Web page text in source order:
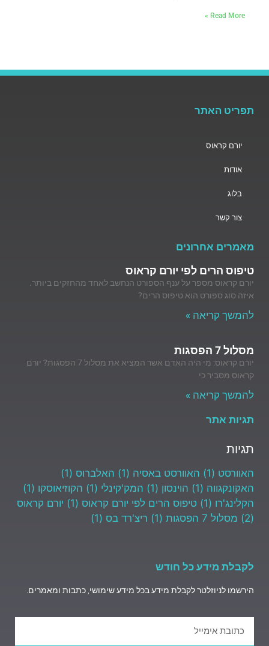
Read More »
תפריט האתר
יורם קראוס
אודות
בלוג
צור קשר
מאמרים אחרונים
טיפוס הרים לפי יורם קראוס
יורם קראוס מספר על ענף הספורט הנחשב לאחד מהחזקים ביותר.
איזה סוג ספורט הוא טיפוס הרים?
להמשך קריאה »
מסלול 7 הפסגות
יורם קראוס: מי היה האדם אשר המציא את מסלול 7 הפסגות? יורם
קראוס מסביר כי
להמשך קריאה »
תגיות אתר
תגיות
האוורסט (1) האוורסט באסיה (1) האלברוס (1)
האקונקגווה (1) הוינסון (1) המק'קינלי (1) הקוזיאוסקו (1)
הקלינג'רו (1) טיפוס הרים לפי יורם קראוס (1)
יורם קראוס
(2)
מסלול 7 הפסגות (1) ריצ'רד בס (1)
לקבלת מידע כל חודש
הירשמו לניוזלטר לקבלת מידע בכל מידע שימושי, כתבות ומאמרים.